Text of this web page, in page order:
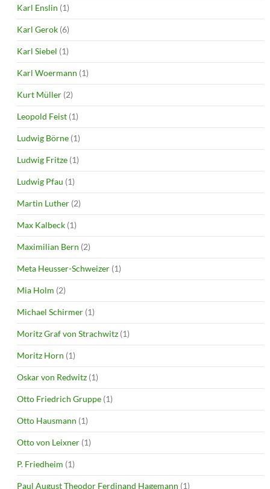
Karl Enslin (1)
Karl Gerok (6)
Karl Siebel (1)
Karl Woermann (1)
Kurt Müller (2)
Leopold Feist (1)
Ludwig Börne (1)
Ludwig Fritze (1)
Ludwig Pfau (1)
Martin Luther (2)
Max Kalbeck (1)
Maximilian Bern (2)
Meta Heusser-Schweizer (1)
Mia Holm (2)
Michael Schirmer (1)
Moritz Graf von Strachwitz (1)
Moritz Horn (1)
Oskar von Redwitz (1)
Otto Friedrich Gruppe (1)
Otto Hausmann (1)
Otto von Leixner (1)
P. Friedheim (1)
Paul August Theodor Ferdinand Hagemann (1)